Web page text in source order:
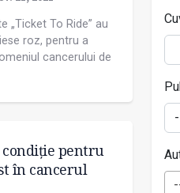
„Ticket To Ride” au
roz, pentru a
cancerului de
condiţie pentru
în cancerul